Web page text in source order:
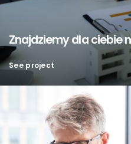
Znajdziemy dla ciebie
See project